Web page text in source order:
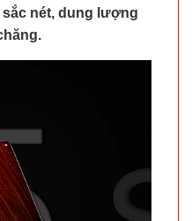
nét, dung lượng